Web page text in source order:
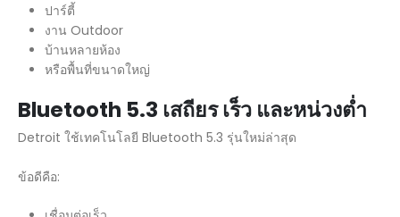
ปาร์ตี้
งาน Outdoor
บ้านหลายห้อง
หรือพื้นที่ขนาดใหญ่
Bluetooth 5.3 เสถียร เร็ว และหน่วงต่ำ
Detroit ใช้เทคโนโลยี Bluetooth 5.3 รุ่นใหม่ล่าสุด
ข้อดีคือ: